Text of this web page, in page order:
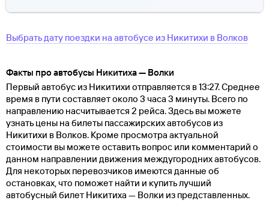
Выбрать дату поездки на автобусе из Никитихи в Волков
Факты про автобусы Никитиха — Волки
Первый автобус из Никитихи отправляется в 13:27. Среднее
время в пути составляет около 3 часа 3 минуты. Всего по
направлению насчитывается 2 рейса. Здесь вы можете
узнать цены на билеты пассажирских автобусов из
Никитихи в Волков. Кроме просмотра актуальной
стоимости вы можете оставить вопрос или комментарий о
данном направлении движения междугородних автобусов.
Для некоторых перевозчиков имеются данные об
остановках, что поможет найти и купить лучший
автобусный билет Никитиха — Волки из представленных.